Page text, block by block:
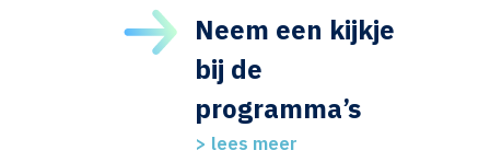
Neem een kijkje
bij de
programma’s
> lees meer